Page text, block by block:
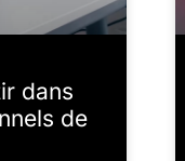
dans
de